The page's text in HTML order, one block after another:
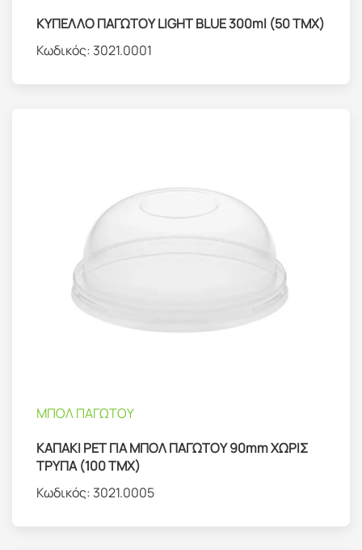
ΚΥΠΕΛΛΟ ΠΑΓΩΤΟΥ LIGHT BLUE 300ml (50 ΤΜΧ)
Κωδικός: 3021.0001
ΜΠΟΛ ΠΑΓΩΤΟΥ
ΚΑΠΑΚΙ PET ΓΙΑ ΜΠΟΛ ΠΑΓΩΤΟΥ 90mm ΧΩΡΙΣ
ΤΡΥΠΑ (100 ΤΜΧ)
Κωδικός: 3021.0005